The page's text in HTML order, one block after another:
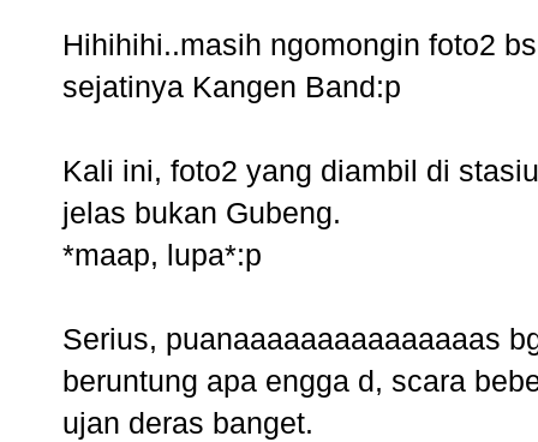
Hihihihi..masih ngomongin foto2
sejatinya Kangen Band:p
Kali ini, foto2 yang diambil di
jelas bukan Gubeng.
*maap, lupa*:p
Serius, puanaaaaaaaaaaaaaaas
beruntung apa engga d, scara
ujan deras banget.